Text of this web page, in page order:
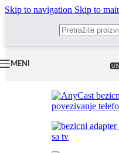
Skip to navigation Skip to
MENI